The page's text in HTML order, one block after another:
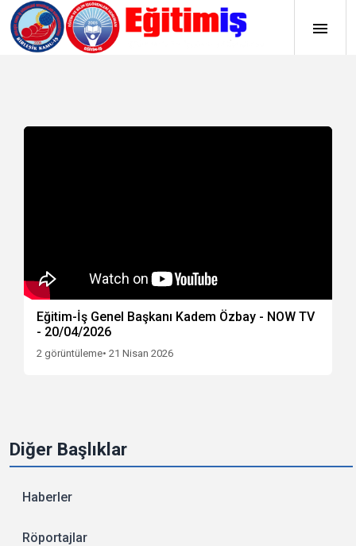
Diğer Başlıklar
Haberler
Röportajlar
Eğitim-İş Genel Başkanı Kadem Özbay - NOW TV
- 20/04/2026
2 görüntüleme• 21 Nisan 2026